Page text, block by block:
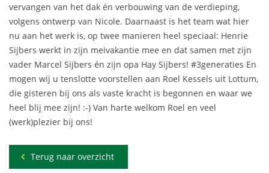
vervangen van het dak én verbouwing van de verdieping,
volgens ontwerp van Nicole. Daarnaast is het team wat hier
nu aan het werk is, op twee manieren heel speciaal: Henrie
Sijbers werkt in zijn meivakantie mee en dat samen met zijn
vader Marcel Sijbers én zijn opa Hay Sijbers! #3generaties En
mogen wij u tenslotte voorstellen aan Roel Kessels uit Lottum,
die gisteren bij ons als vaste kracht is begonnen en waar we
heel blij mee zijn! :-) Van harte welkom Roel en veel
(werk)plezier bij ons!
Terug naar overzicht